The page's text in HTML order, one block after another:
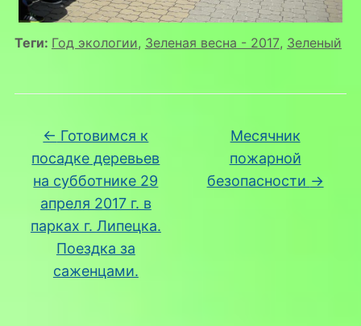
Теги: Год экологии, Зеленая весна - 2017, Зеленый
← Готовимся к
посадке деревьев
на субботнике 29
апреля 2017 г. в
парках г. Липецка.
Поездка за
саженцами.
Месячник
пожарной
безопасности →